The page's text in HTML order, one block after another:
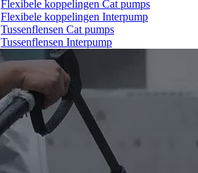
Flexibele koppelingen Cat pumps
Flexibele koppelingen Interpump
Tussenflensen Cat pumps
Tussenflensen Interpump